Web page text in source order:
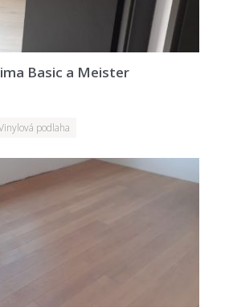
Basic a Meister
podlaha